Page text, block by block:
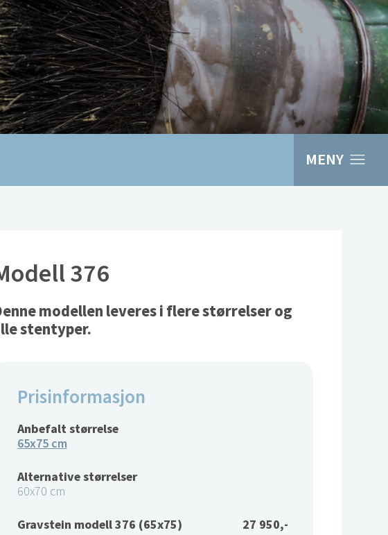
MENY
376
modellen leveres i flere størrelser og
stentyper.
Prisinformasjon
Anbefalt størrelse
65x75 cm
Alternative størrelser
60x70 cm
Gravstein modell 376 (65x75)
27 950,-